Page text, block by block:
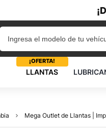
LLANTAS
¡OFERTA!
Mega Outlet de Llantas |